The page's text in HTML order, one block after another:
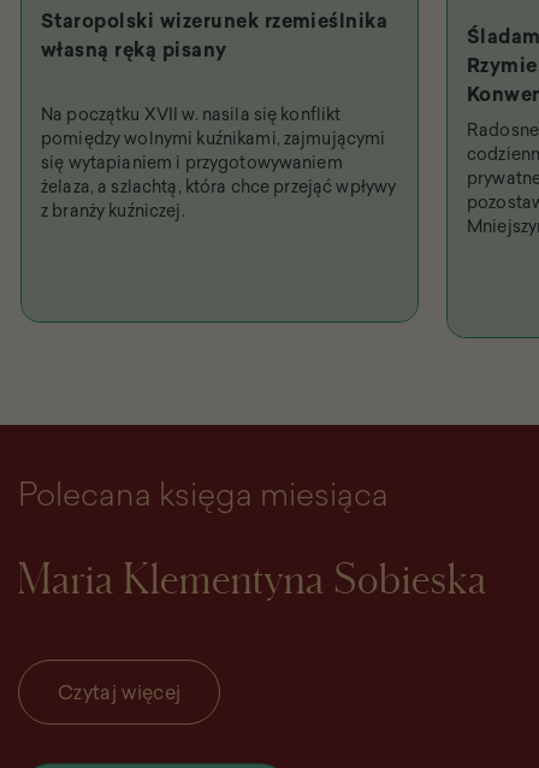
Staropolski wizerunek rzemieślnika
własną ręką pisany
Na początku XVII w. nasila się konflikt
pomiędzy wolnymi kuźnikami, zajmującymi
się wytapianiem i przygotowywaniem
żelaza, a szlachtą, która chce przejąć wpływy
z branży kuźniczej.
Polecana księga miesiąca
Maria Klementyna Sobieska
Czytaj więcej